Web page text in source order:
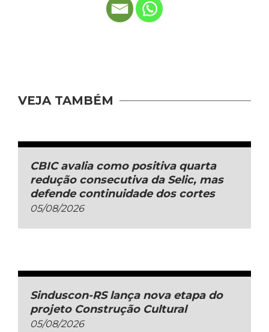
VEJA TAMBÉM
CBIC avalia como positiva quarta
redução consecutiva da Selic, mas
defende continuidade dos cortes
05/08/2026
Sinduscon-RS lança nova etapa do
projeto Construção Cultural
05/08/2026